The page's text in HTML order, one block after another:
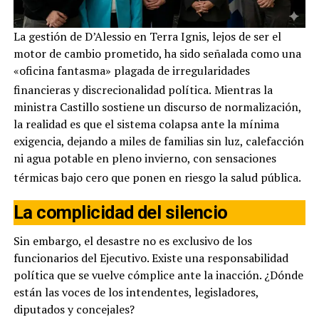
La gestión de D’Alessio en Terra Ignis, lejos de ser el
motor de cambio prometido, ha sido señalada como una
«oficina fantasma» plagada de irregularidades
financieras y discrecionalidad política. Mientras la
ministra Castillo sostiene un discurso de normalización,
la realidad es que el sistema colapsa ante la mínima
exigencia, dejando a miles de familias sin luz, calefacción
ni agua potable en pleno invierno, con sensaciones
térmicas bajo cero que ponen en riesgo la salud pública.
La complicidad del silencio
Sin embargo, el desastre no es exclusivo de los
funcionarios del Ejecutivo. Existe una responsabilidad
política que se vuelve cómplice ante la inacción. ¿Dónde
están las voces de los intendentes, legisladores,
diputados y concejales?